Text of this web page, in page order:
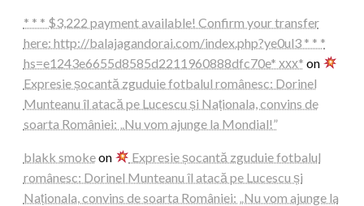
* * * $3,222 payment available! Confirm your transfer
here: http://balajagandorai.com/index.php?ye0ul3 * * *
hs=e1243e6655d8585d2211960888dfc70e* ххх* on
Expresie șocantă zguduie fotbalul românesc: Dorinel
Munteanu îl atacă pe Lucescu și Naționala, convins de
soarta României: „Nu vom ajunge la Mondial!”
blakk smokeon
Expresie șocantă zguduie fotbalul
românesc: Dorinel Munteanu îl atacă pe Lucescu și
Naționala, convins de soarta României: „Nu vom ajunge la